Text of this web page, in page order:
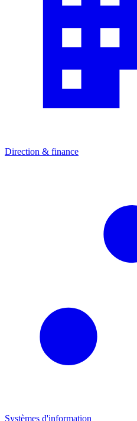
Direction & finance
Systèmes d'information